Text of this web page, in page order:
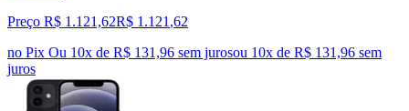
Preço R$ 1.121,62R$ 1.121 ,62
no Pix Ou 10x de R$ 131,96 sem jurosou 10x de R$ 131,96 sem
juros